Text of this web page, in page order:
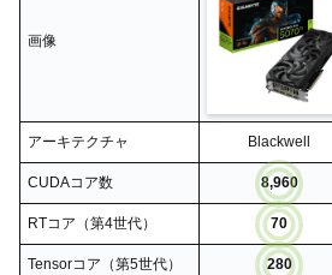
画像
アーキテクチャ Blackwell
CUDAコア数 8,960
RTコア（第4世代） 70
Tensorコア（第5世代） 280